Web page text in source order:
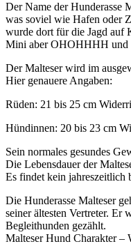
Der Name der Hunderasse
was soviel wie Hafen oder
wurde dort für die Jagd auf
Mini aber OHOHHHH und
Der Malteser wird im
Hier genauere Angaben:
Rüden: 21 bis 25 cm
Hündinnen: 20 bis 23 cm
Sein normales gesundes
Die Lebensdauer der
Es findet kein jahreszeitlich
Die Hunderasse Malteser
seiner ältesten Vertreter. Er
Begleithunden gezählt.
Malteser Hund Charakter –